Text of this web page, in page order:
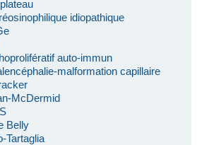
idiopathique
auto-immun
malformation capillaire
McDermid
Belly
Tartaglia